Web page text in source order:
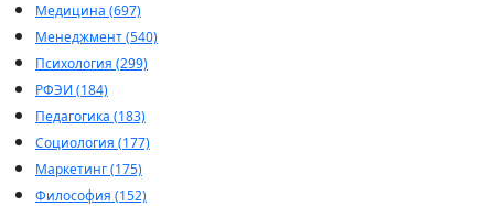
Медицина (697)
Менеджмент (540)
Психология (299)
РФЭИ (184)
Педагогика (183)
Социология (177)
Маркетинг (175)
Философия (152)